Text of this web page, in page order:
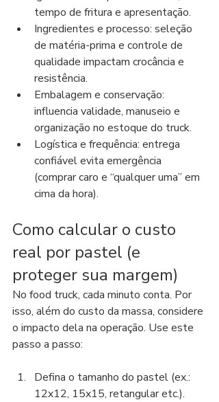
tempo de fritura e apresentação.
Ingredientes e processo: seleção
de matéria-prima e controle de
qualidade impactam crocância e
resistência.
Embalagem e conservação:
influencia validade, manuseio e
organização no estoque do truck.
Logística e frequência: entrega
confiável evita emergência
(comprar caro e “qualquer uma” em
cima da hora).
Como calcular o custo
real por pastel (e
proteger sua margem)
No food truck, cada minuto conta. Por
isso, além do custo da massa, considere
o impacto dela na operação. Use este
passo a passo:
Defina o tamanho do pastel (ex.:
12x12, 15x15, retangular etc.).